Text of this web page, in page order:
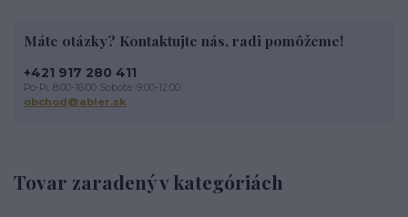
Tovar zaradený v kategóriách
Máte otázky? Kontaktujte nás, radi pomôžeme!
+421 917 280 411
Po-Pi: 8:00-16:00 Sobota: 9:00-12:00
obchod@abler.sk